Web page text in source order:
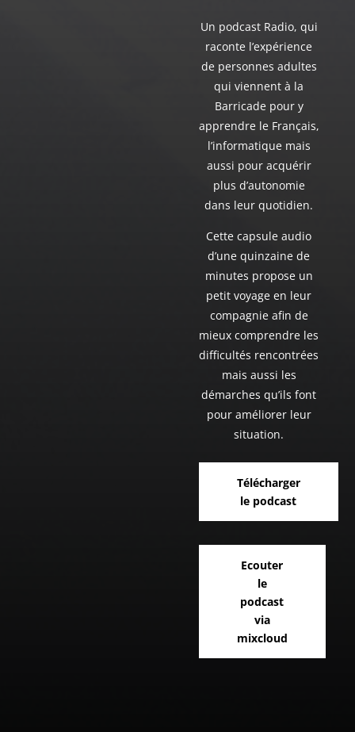
Un podcast Radio, qui
raconte l’expérience
de personnes adultes
qui viennent à la
Barricade pour y
apprendre le Français,
l’informatique mais
aussi pour acquérir
plus d’autonomie
dans leur quotidien.
Cette capsule audio
d’une quinzaine de
minutes propose un
petit voyage en leur
compagnie afin de
mieux comprendre les
difficultés rencontrées
mais aussi les
démarches qu’ils font
pour améliorer leur
situation.
Télécharger
le podcast
Ecouter
le
podcast
via
mixcloud